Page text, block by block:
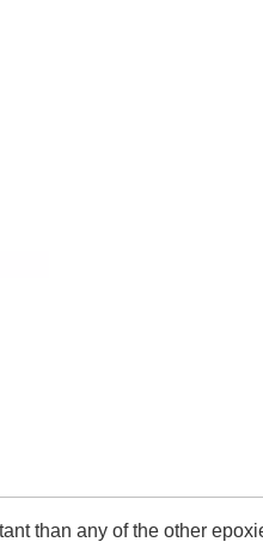
than any of the other